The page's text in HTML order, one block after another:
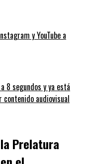
y YouTube a
8 segundos y ya está
audiovisual
Prelatura